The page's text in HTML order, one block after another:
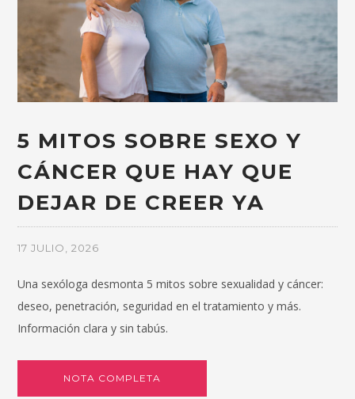
5 MITOS SOBRE SEXO Y
CÁNCER QUE HAY QUE
DEJAR DE CREER YA
17 JULIO, 2026
Una sexóloga desmonta 5 mitos sobre sexualidad y cáncer:
deseo, penetración, seguridad en el tratamiento y más.
Información clara y sin tabús.
NOTA COMPLETA